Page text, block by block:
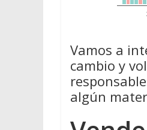
Vamos a
cambio y
algún